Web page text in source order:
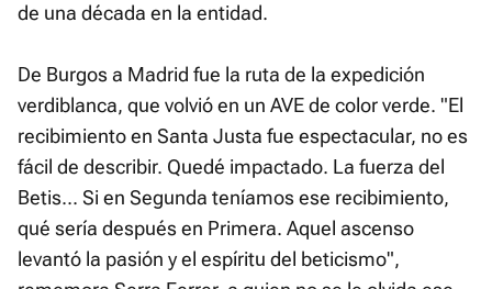
de una década en la entidad.
De Burgos a Madrid fue la ruta de la expedición
verdiblanca, que volvió en un AVE de color verde. "El
recibimiento en Santa Justa fue espectacular, no es
fácil de describir. Quedé impactado. La fuerza del
Betis... Si en Segunda teníamos ese recibimiento,
qué sería después en Primera. Aquel ascenso
levantó la pasión y el espíritu del beticismo",